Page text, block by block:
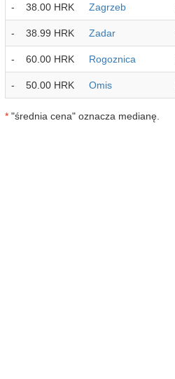
- 38.00 HRK Zagrzeb
- 38.99 HRK Zadar
- 60.00 HRK Rogoznica
- 50.00 HRK Omis
* "średnia cena" oznacza medianę.